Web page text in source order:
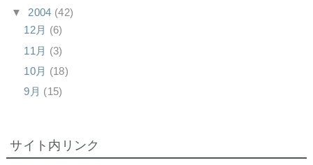
▼ 2004 (42)
12月 (6)
11月 (3)
10月 (18)
9月 (15)
サイト内リンク